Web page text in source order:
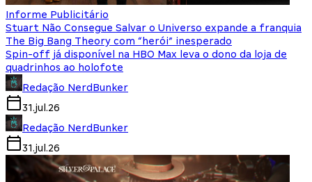
Informe Publicitário
Stuart Não Consegue Salvar o Universo expande a franquia
The Big Bang Theory com “herói” inesperado
Spin-off já disponível na HBO Max leva o dono da loja de
quadrinhos ao holofote
Redação NerdBunker
31.jul.26
Redação NerdBunker
31.jul.26